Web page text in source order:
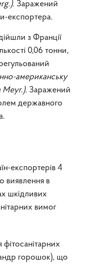
.). Заражений
експортера.
з Франції
0,06 тонни,
американську
Meyr.). Заражений
державного
експортерів 4
виявлення в
шкідливих
вимог
горошок), що